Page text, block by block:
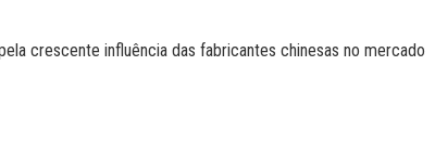
crescente influência das fabricantes chinesas no mercado